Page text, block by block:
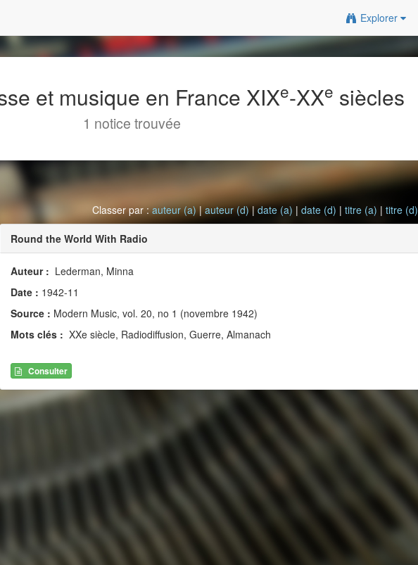
Explorer
et musique en France XIXe-XXe siècles
1 notice trouvée
Classer par :auteur (a)|auteur (d)|date (a) |date (d) |titre (a) |titre (d)
Round the World With Radio
Auteur : Lederman, Minna
Date : 1942-11
Source : Modern Music, vol. 20, no 1 (novembre 1942)
Mots clés : XXe siècle, Radiodiffusion, Guerre, Almanach
Consulter